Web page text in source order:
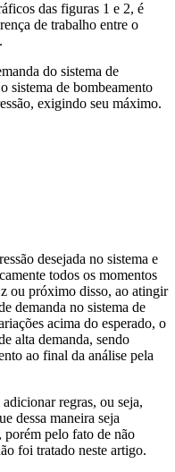
das figuras 1 e 2, é
de trabalho entre o
do sistema de
sistema de bombeamento
exigindo seu máximo.
desejada no sistema e
todos os momentos
ou próximo disso, ao atingir
demanda no sistema de
acima do esperado, o
alta demanda, sendo
ao final da análise pela
regras, ou seja,
dessa maneira seja
porém pelo fato de não
foi tratado neste artigo.